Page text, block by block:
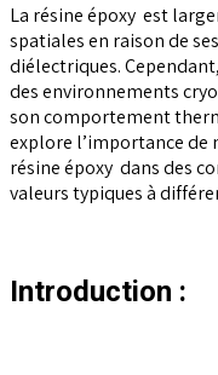
La résine époxy est
spatiales en raison de
diélectriques.
des environnements
son comportement
explore l’importance de
résine époxy dans des
valeurs typiques à
Introduction :